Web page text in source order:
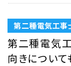
第二種電気工事
第二種電気
向きについて